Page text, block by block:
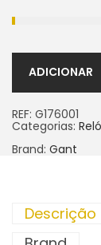
ADICIONAR
REF: G176001
Categorias:
Brand: Gant
Descrição